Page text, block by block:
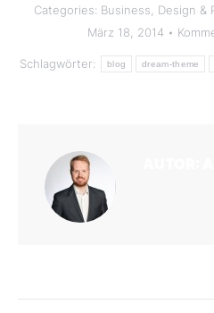
Categories: Business Design &
März 18, 2014
Schlagwörter: blog dream-theme